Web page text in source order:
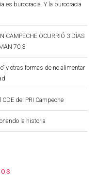
es burocracia. Y la burocracia
CAMPECHE OCURRIÓ 3 DÍAS
70.3
y otras formas de no alimentar
del PRI Campeche
la historia